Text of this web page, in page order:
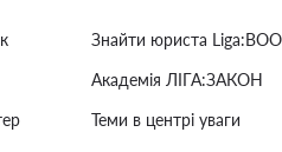
Знайти юриста
Академія ЛІГА:ЗАКОН
Теми в центрі уваги